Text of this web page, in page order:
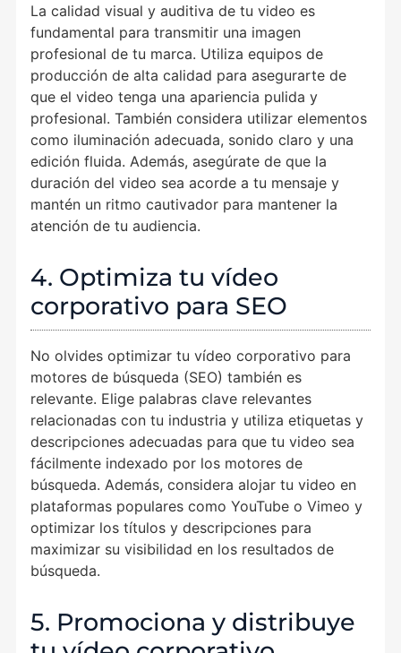
La calidad visual y auditiva de tu video es
fundamental para transmitir una imagen
profesional de tu marca. Utiliza equipos de
producción de alta calidad para asegurarte de
que el video tenga una apariencia pulida y
profesional. También considera utilizar elementos
como iluminación adecuada, sonido claro y una
edición fluida. Además, asegúrate de que la
duración del video sea acorde a tu mensaje y
mantén un ritmo cautivador para mantener la
atención de tu audiencia.
4. Optimiza tu vídeo
corporativo para SEO
No olvides optimizar tu vídeo corporativo para
motores de búsqueda (SEO) también es
relevante. Elige palabras clave relevantes
relacionadas con tu industria y utiliza etiquetas y
descripciones adecuadas para que tu video sea
fácilmente indexado por los motores de
búsqueda. Además, considera alojar tu video en
plataformas populares como YouTube o Vimeo y
optimizar los títulos y descripciones para
maximizar su visibilidad en los resultados de
búsqueda.
5. Promociona y distribuye